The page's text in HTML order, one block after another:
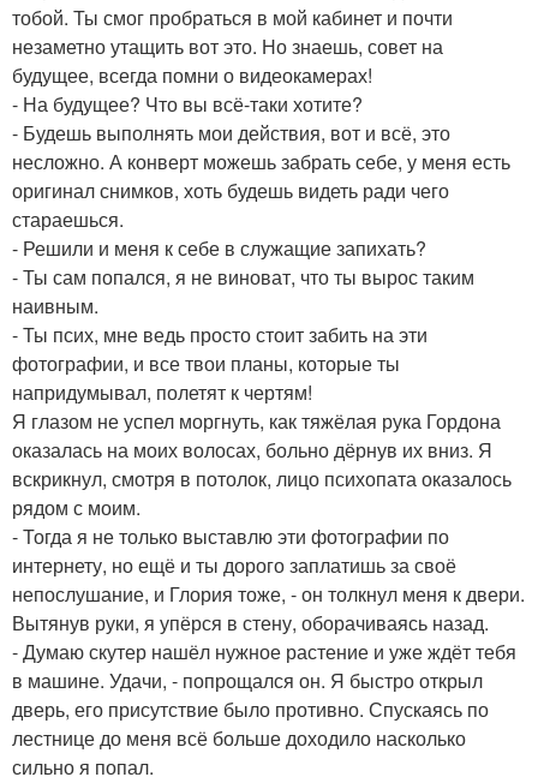
тобой. Ты смог пробраться в мой кабинет и почти
незаметно утащить вот это. Но знаешь, совет на
будущее, всегда помни о видеокамерах!
- На будущее? Что вы всё-таки хотите?
- Будешь выполнять мои действия, вот и всё, это
несложно. А конверт можешь забрать себе, у меня есть
оригинал снимков, хоть будешь видеть ради чего
стараешься.
- Решили и меня к себе в служащие запихать?
- Ты сам попался, я не виноват, что ты вырос таким
наивным.
- Ты псих, мне ведь просто стоит забить на эти
фотографии, и все твои планы, которые ты
напридумывал, полетят к чертям!
Я глазом не успел моргнуть, как тяжёлая рука Гордона
оказалась на моих волосах, больно дёрнув их вниз. Я
вскрикнул, смотря в потолок, лицо психопата оказалось
рядом с моим.
- Тогда я не только выставлю эти фотографии по
интернету, но ещё и ты дорого заплатишь за своё
непослушание, и Глория тоже, - он толкнул меня к двери.
Вытянув руки, я упёрся в стену, оборачиваясь назад.
- Думаю скутер нашёл нужное растение и уже ждёт тебя
в машине. Удачи, - попрощался он. Я быстро открыл
дверь, его присутствие было противно. Спускаясь по
лестнице до меня всё больше доходило насколько
сильно я попал.